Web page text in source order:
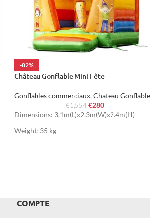
-82%
Château Gonflable Mini Fête
Gonflables commerciaux, Chateau Gonflable
€1,554 €280
Dimensions: 3.1m(L)x2.3m(W)x2.4m(H)
Weight: 35 kg
COMPTE